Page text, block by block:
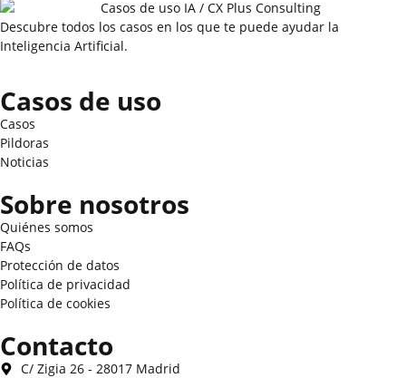
Descubre todos los casos en los que te puede ayudar la
Inteligencia Artificial.
Casos de uso
Casos
Pildoras
Noticias
Sobre nosotros
Quiénes somos
FAQs
Protección de datos
Política de privacidad
Política de cookies
Contacto
C/ Zigia 26 - 28017 Madrid